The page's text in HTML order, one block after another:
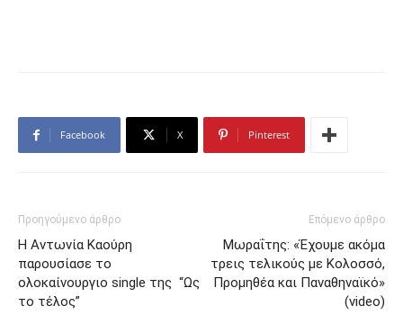
Facebook X Pinterest
Προηγούμενο άρθρο
Η Αντωνία Καούρη
παρουσίασε το
ολοκαίνουργιο single της “Ως
το τέλος”
Επόμενο άρθρο
Μωραΐτης: «Έχουμε ακόμα
τρεις τελικούς με Κολοσσό,
Προμηθέα και Παναθηναϊκό»
(video)